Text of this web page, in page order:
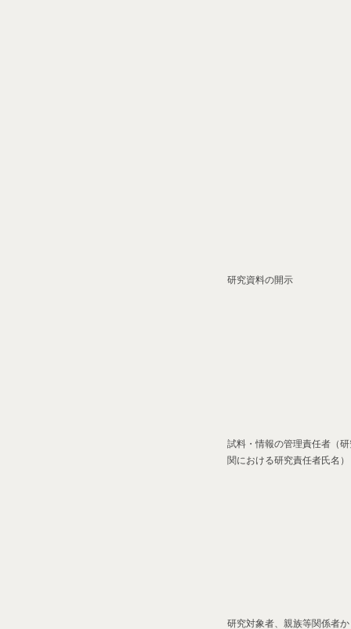
研究資料の開示
試料・情報の管理責任者（
関における研究責任者氏名）
研究対象者、親族等関係者